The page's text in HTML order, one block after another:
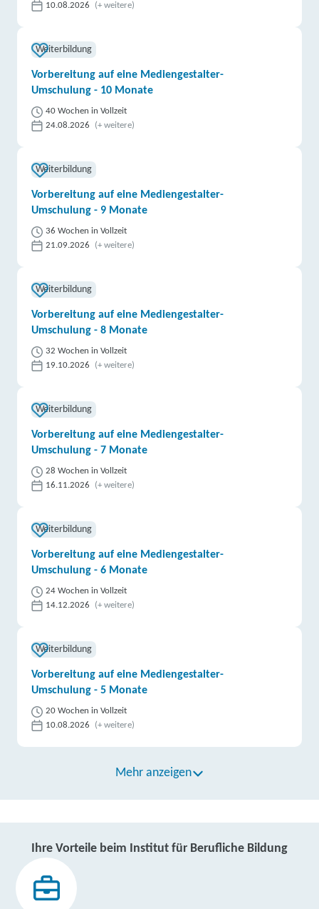
10.08.2026
(+ weitere)
Weiterbildung
Vorbereitung auf eine Mediengestalter-
Umschulung - 10 Monate
40 Wochen in Vollzeit
24.08.2026
(+ weitere)
Weiterbildung
Vorbereitung auf eine Mediengestalter-
Umschulung - 9 Monate
36 Wochen in Vollzeit
21.09.2026
(+ weitere)
Weiterbildung
Vorbereitung auf eine Mediengestalter-
Umschulung - 8 Monate
32 Wochen in Vollzeit
19.10.2026
(+ weitere)
Weiterbildung
Vorbereitung auf eine Mediengestalter-
Umschulung - 7 Monate
28 Wochen in Vollzeit
16.11.2026
(+ weitere)
Weiterbildung
Vorbereitung auf eine Mediengestalter-
Umschulung - 6 Monate
24 Wochen in Vollzeit
14.12.2026
(+ weitere)
Weiterbildung
Vorbereitung auf eine Mediengestalter-
Umschulung - 5 Monate
20 Wochen in Vollzeit
10.08.2026
(+ weitere)
Mehr anzeigen
Ihre Vorteile beim Institut für Berufliche Bildung